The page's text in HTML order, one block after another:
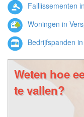
Faillissementen
Woningen in
Bedrijfspanden
Weten hoe
te vallen?